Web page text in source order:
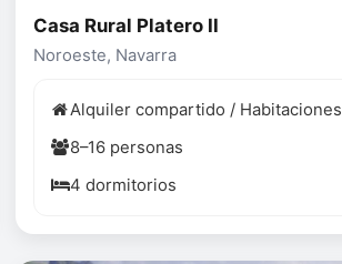
Casa Rural Platero II
Noroeste, Navarra
Alquiler compartido / Habitaciones
8–16 personas
4 dormitorios